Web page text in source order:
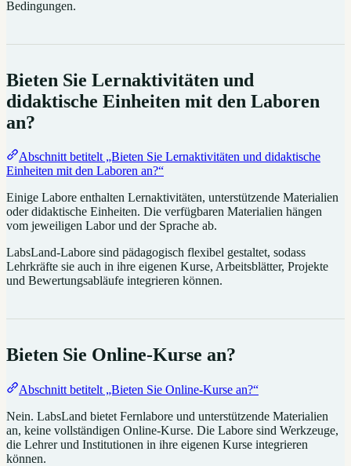
Bedingungen.
Bieten Sie Lernaktivitäten und
didaktische Einheiten mit den Laboren
an?
Abschnitt betitelt „Bieten Sie Lernaktivitäten und didaktische
Einheiten mit den Laboren an?“
Einige Labore enthalten Lernaktivitäten, unterstützende Materialien
oder didaktische Einheiten. Die verfügbaren Materialien hängen
vom jeweiligen Labor und der Sprache ab.
LabsLand-Labore sind pädagogisch flexibel gestaltet, sodass
Lehrkräfte sie auch in ihre eigenen Kurse, Arbeitsblätter, Projekte
und Bewertungsabläufe integrieren können.
Bieten Sie Online-Kurse an?
Abschnitt betitelt „Bieten Sie Online-Kurse an?“
Nein. LabsLand bietet Fernlabore und unterstützende Materialien
an, keine vollständigen Online-Kurse. Die Labore sind Werkzeuge,
die Lehrer und Institutionen in ihre eigenen Kurse integrieren
können.